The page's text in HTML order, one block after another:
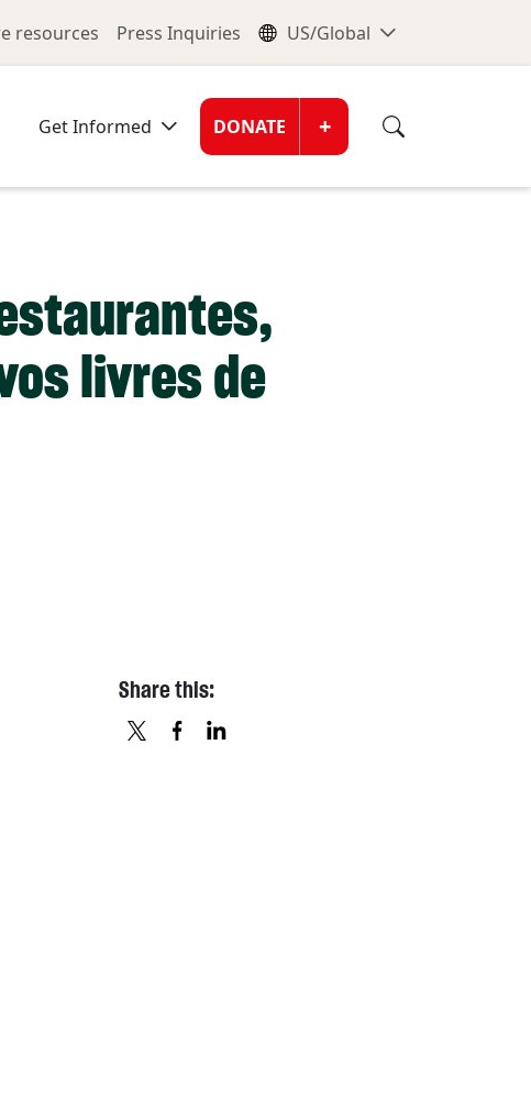
resources Press Inquiries Global
US/Global
Get Informed Donate
DONATE +
livres de
Share this: